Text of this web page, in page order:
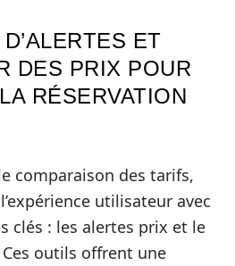
ET
DES PRIX POUR
RÉSERVATION
comparaison des tarifs,
utilisateur avec
clés : les alertes prix et le
outils offrent une